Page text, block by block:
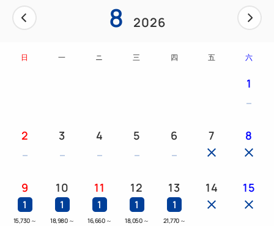
8 2026
日 一 ニ 三 四 五 六
1
2 3 4 5 6 7 8
9
1
15,730 ～
10
1
18,980 ～
11
1
16,660 ～
12
1
18,050 ～
13
1
21,770 ～
14 15